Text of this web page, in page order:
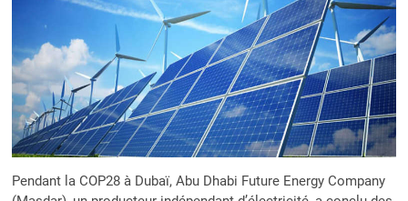
Pendant la COP28 à Dubaï, Abu Dhabi Future Energy Company